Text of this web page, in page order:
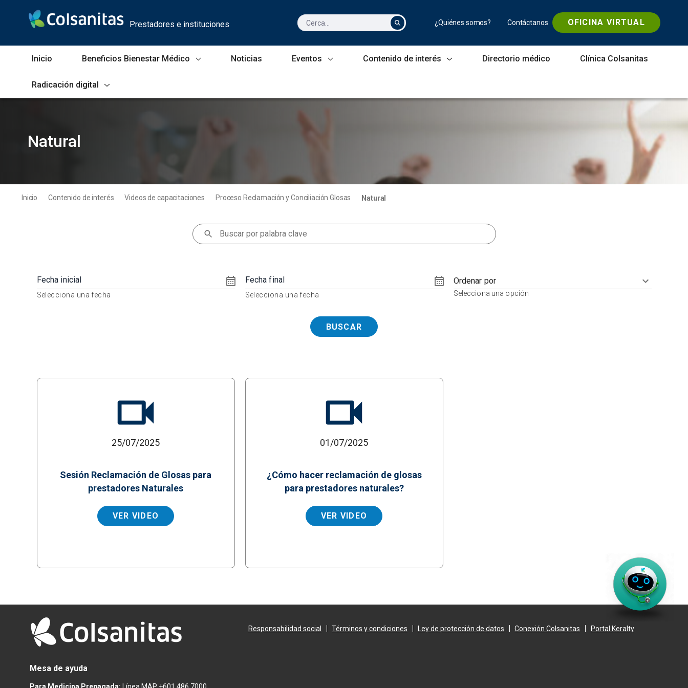
Skip to Main Content
Prestadores e instituciones
¿Quiénes somos? Contáctanos OFICINA VIRTUAL
Inicio Beneficios Bienestar Médico Noticias Eventos Contenido de interés Directorio médico Clínica Colsanitas
Radicación digital
Natural
Inicio Contenido de interés Videos de capacitaciones Proceso Reclamación y Conciliación Glosas Natural
Fecha inicial
Selecciona una fecha
Fecha final
Selecciona una fecha
Ordenar por
Selecciona una opción
BUSCAR
25/07/2025
Sesión Reclamación de Glosas para
prestadores Naturales
VER VIDEO
01/07/2025
¿Cómo hacer reclamación de glosas
para prestadores naturales?
VER VIDEO
Mesa de ayuda
Para Medicina Prepagada: Línea MAP +601 486 7000
Responsabilidad social Términos y condiciones Ley de protección de datos Conexión Colsanitas Portal Keralty